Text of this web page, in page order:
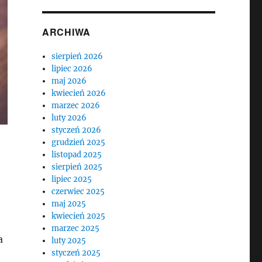
ARCHIWA
sierpień 2026
lipiec 2026
maj 2026
kwiecień 2026
marzec 2026
luty 2026
styczeń 2026
grudzień 2025
listopad 2025
sierpień 2025
lipiec 2025
czerwiec 2025
maj 2025
kwiecień 2025
marzec 2025
luty 2025
styczeń 2025